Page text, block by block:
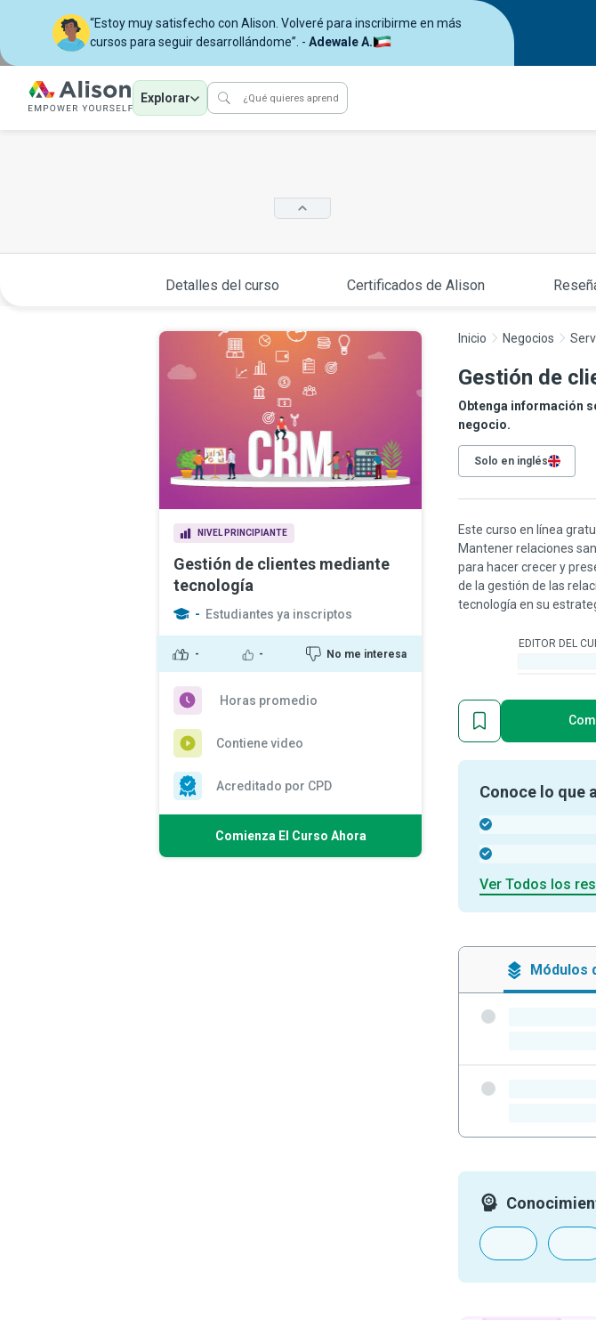
“Estoy muy satisfecho con Alison. Volveré para inscribirme en más
cursos para seguir desarrollándome”. - Adewale A.
Explorar
Detalles del curso Certificados de Alison
NIVEL PRINCIPIANTE
Gestión de clientes mediante
tecnología
- Estudiantes ya inscriptos
- - No me interesa
Horas promedio
Contiene video
Acreditado por CPD
Comienza El Curso Ahora
Inicio Negocios
Gestión de
Obtenga información
negocio.
Solo en inglés
Este curso en línea
Mantener relaciones
para hacer crecer y
de la gestión de las
tecnología en su
EDITOR DEL
Conoce lo que
Ver Todos los
Módulos